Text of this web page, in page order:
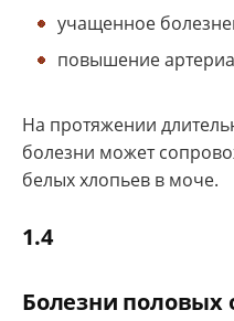
учащенное
повышение
На протяжении
болезни может
белых хлопьев в моче.
1.4
Болезни половых